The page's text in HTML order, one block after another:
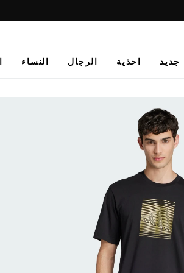
جديد احذية الرجال النساء